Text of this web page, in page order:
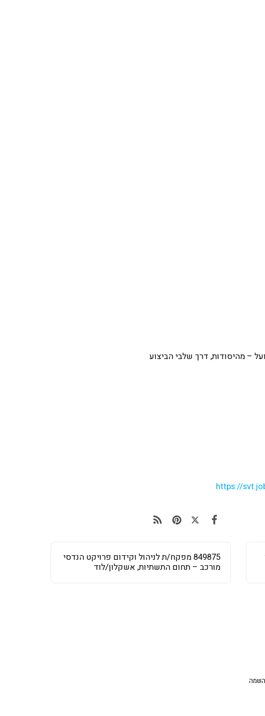
– מהיסודות, דרך שלבי הביצוע
https://
849875 מפקח/ת לניהול וקידום פרויקט הנדסי
מורכב – תחום התשתיות, אשקלון/לוד